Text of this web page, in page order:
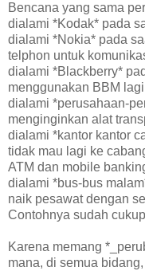
Bencana yang sama
dialami *Kodak* pada
dialami *Nokia* pada
telphon untuk
dialami *Blackberry*
menggunakan BBM
dialami *perusahaan-
menginginkan alat
dialami *kantor kantor
tidak mau lagi ke
ATM dan mobile
dialami *bus-bus
naik pesawat dengan
Contohnya sudah
Karena memang
mana, di semua